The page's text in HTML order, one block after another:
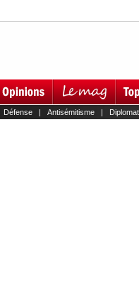
Défense| Antisémitisme|